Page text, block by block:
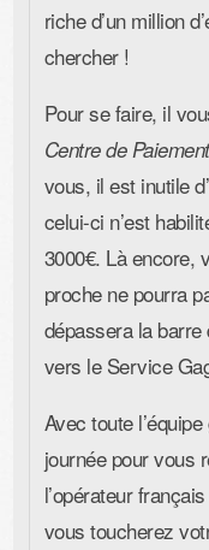
riche d’un million
chercher !
Pour se faire, il
Centre de
vous, il est inutile
celui-ci n’est
3000€. Là encore,
proche ne pourra
dépassera la barre
vers le Service
Avec toute
journée pour vous
l’opérateur
vous toucherez